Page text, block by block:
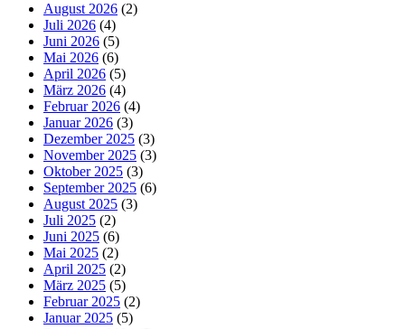
August 2026 (2)
Juli 2026 (4)
Juni 2026 (5)
Mai 2026 (6)
April 2026 (5)
März 2026 (4)
Februar 2026 (4)
Januar 2026 (3)
Dezember 2025 (3)
November 2025 (3)
Oktober 2025 (3)
September 2025 (6)
August 2025 (3)
Juli 2025 (2)
Juni 2025 (6)
Mai 2025 (2)
April 2025 (2)
März 2025 (5)
Februar 2025 (2)
Januar 2025 (5)